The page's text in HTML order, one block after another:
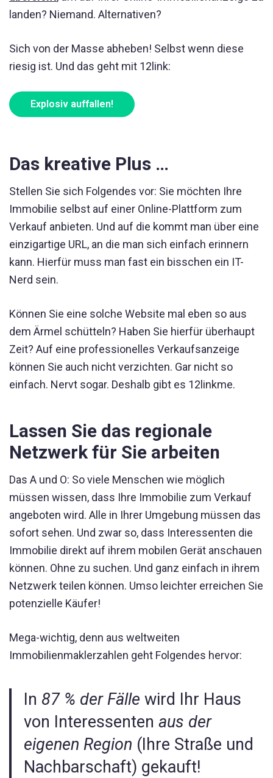
landen? Niemand. Alternativen?
Sich von der Masse abheben! Selbst wenn diese
riesig ist. Und das geht mit 12link:
Explosiv auffallen!
Das kreative Plus …
Stellen Sie sich Folgendes vor: Sie möchten Ihre
Immobilie selbst auf einer Online-Plattform zum
Verkauf anbieten. Und auf die kommt man über eine
einzigartige URL, an die man sich einfach erinnern
kann. Hierfür muss man fast ein bisschen ein IT-
Nerd sein.
Können Sie eine solche Website mal eben so aus
dem Ärmel schütteln? Haben Sie hierfür überhaupt
Zeit? Auf eine professionelles Verkaufsanzeige
können Sie auch nicht verzichten. Gar nicht so
einfach. Nervt sogar. Deshalb gibt es 12linkme.
Lassen Sie das regionale
Netzwerk für Sie arbeiten
Das A und O: So viele Menschen wie möglich
müssen wissen, dass Ihre Immobilie zum Verkauf
angeboten wird. Alle in Ihrer Umgebung müssen das
sofort sehen. Und zwar so, dass Interessenten die
Immobilie direkt auf ihrem mobilen Gerät anschauen
können. Ohne zu suchen. Und ganz einfach in ihrem
Netzwerk teilen können. Umso leichter erreichen Sie
potenzielle Käufer!
Mega-wichtig, denn aus weltweiten
Immobilienmaklerzahlen geht Folgendes hervor:
In 87 % der Fälle wird Ihr Haus
von Interessentenaus der
eigenen Region (Ihre Straße und
Nachbarschaft) gekauft!